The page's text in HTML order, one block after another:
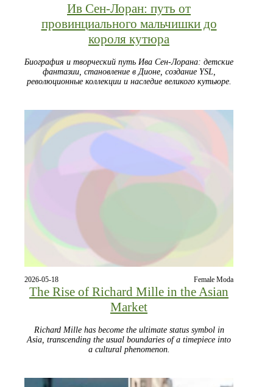
Ив Сен-Лоран: путь от
провинциального мальчишки до
короля кутюра
Биография и творческий путь Ива Сен-Лорана: детские
фантазии, становление в Дионе, создание YSL,
революционные коллекции и наследие великого кутьюре.
2026-05-18 Female Moda
The Rise of Richard Mille in the Asian
Market
Richard Mille has become the ultimate status symbol in
Asia, transcending the usual boundaries of a timepiece into
a cultural phenomenon.